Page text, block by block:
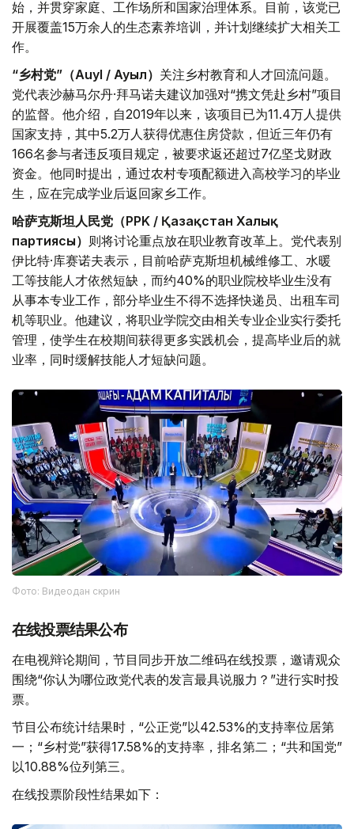
始，并贯穿家庭、工作场所和国家治理体系。目前，该党已
开展覆盖15万余人的生态素养培训，并计划继续扩大相关工
作。
“乡村党”（Auyl / Ауыл） 关注乡村教育和人才回流问题。
党代表沙赫马尔丹·拜马诺夫建议加强对“携文凭赴乡村”项目
的监督。他介绍，自2019年以来，该项目已为11.4万人提供
国家支持，其中5.2万人获得优惠住房贷款，但近三年仍有
166名参与者违反项目规定，被要求返还超过7亿坚戈财政
资金。他同时提出，通过农村专项配额进入高校学习的毕业
生，应在完成学业后返回家乡工作。
哈萨克斯坦人民党（PPK / Қазақстан Халық
партиясы） 则将讨论重点放在职业教育改革上。党代表别
伊比特·库赛诺夫表示，目前哈萨克斯坦机械维修工、水暖
工等技能人才依然短缺，而约40%的职业院校毕业生没有
从事本专业工作，部分毕业生不得不选择快递员、出租车司
机等职业。他建议，将职业学院交由相关专业企业实行委托
管理，使学生在校期间获得更多实践机会，提高毕业后的就
业率，同时缓解技能人才短缺问题。
Фото: Видеодан скрин
在线投票结果公布
在电视辩论期间，节目同步开放二维码在线投票，邀请观众
围绕“你认为哪位政党代表的发言最具说服力？”进行实时投
票。
节目公布统计结果时，“公正党”以42.53%的支持率位居第
一；“乡村党”获得17.58%的支持率，排名第二；“共和国党”
以10.88%位列第三。
在线投票阶段性结果如下：